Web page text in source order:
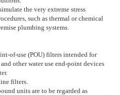
the very extreme stress
such as thermal or chemical
plumbing systems.
of-use (POU) filters intended for
other water use end-point devices
filters.
units are to be regarded as